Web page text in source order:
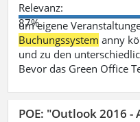
Relevanz:
87%
um eigene
Buchungssystem anny
und zu den
Bevor das Green Office
POE: "Outlook 2016 -